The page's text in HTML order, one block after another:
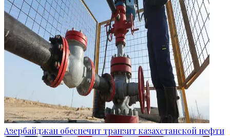
Азербайджан обеспечит транзит казахстанской нефти